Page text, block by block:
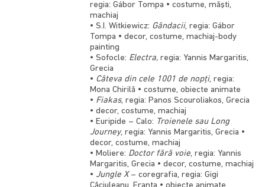
regia: Gábor Tompa • costume, măşti,
machiaj
• S.I. Witkiewicz: Gândacii, regia: Gábor
Tompa • decor, costume, machiaj-body
painting
• Sofocle: Electra, regia: Yannis Margaritis,
Grecia
• Câteva din cele 1001 de nopţi, regia:
Mona Chirilă • costume, obiecte animate
• Fiakas, regia: Panos Scouroliakos, Grecia
• decor, costume, machiaj
• Euripide – Calo: Troienele sau Long
Journey, regia: Yannis Margaritis, Grecia •
decor, costume, machiaj
• Moliere: Doctor fără voie, regia: Yannis
Margaritis, Grecia • decor, costume, machiaj
• Jungle X – coregrafia, regia: Gigi